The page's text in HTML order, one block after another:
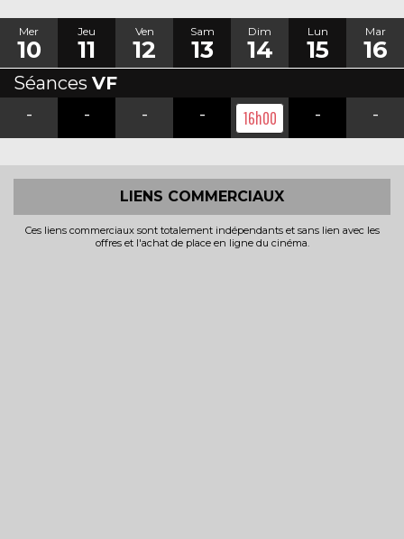
Mer
10
Jeu
11
Ven
12
Sam
13
Dim
14
Lun
15
Mar
16
Séances VF
-
- - - 16h00 - -
LIENS COMMERCIAUX
Ces liens commerciaux sont totalement indépendants et sans lien avec les
offres et l'achat de place en ligne du cinéma.